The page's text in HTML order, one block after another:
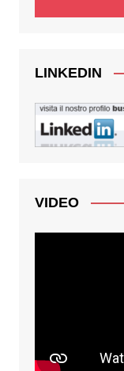
LINKEDIN
VIDEO